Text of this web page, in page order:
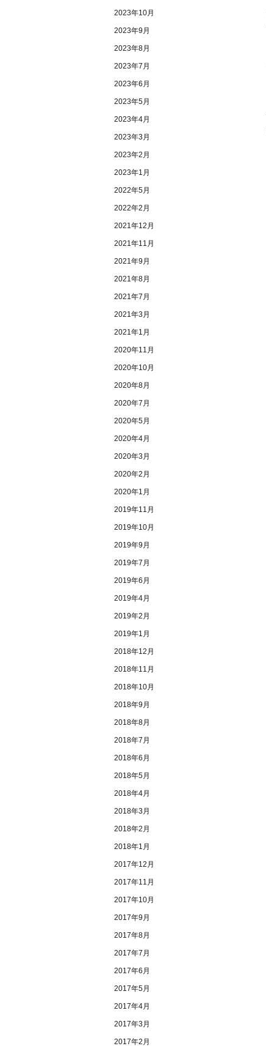
2023年10月
2023年9月
2023年8月
2023年7月
2023年6月
2023年5月
2023年4月
2023年3月
2023年2月
2023年1月
2022年5月
2022年2月
2021年12月
2021年11月
2021年9月
2021年8月
2021年7月
2021年3月
2021年1月
2020年11月
2020年10月
2020年8月
2020年7月
2020年5月
2020年4月
2020年3月
2020年2月
2020年1月
2019年11月
2019年10月
2019年9月
2019年7月
2019年6月
2019年4月
2019年2月
2019年1月
2018年12月
2018年11月
2018年10月
2018年9月
2018年8月
2018年7月
2018年6月
2018年5月
2018年4月
2018年3月
2018年2月
2018年1月
2017年12月
2017年11月
2017年10月
2017年9月
2017年8月
2017年7月
2017年6月
2017年5月
2017年4月
2017年3月
2017年2月